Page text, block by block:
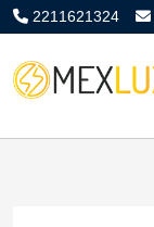
2211621324